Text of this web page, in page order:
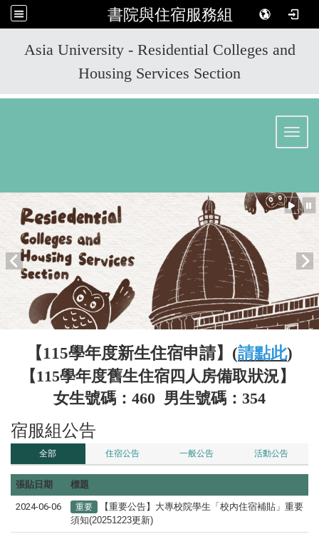
書院與住宿服務組
Asia University - Residential Colleges and
Housing Services Section
【115學年度新生住宿申請】(請點此)
【115學年度舊生住宿四人房備取狀況】
女生號碼：460 男生號碼：354
宿服組公告
全部 住宿公告 一般公告 活動公告
張貼日期 標題
2024-06-06 重要
【重要公告】大專校院學生「校內住宿補貼」重要
須知(20251223更新)